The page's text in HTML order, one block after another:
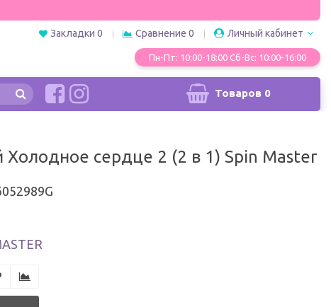
Закладки 0 Сравнение 0 Личный кабинет
Пн-Пт: 10:00-18:00 Сб-Вс: 10:00-16:00
Товаров0
Холодное сердце 2 (2 в 1) Spin Master